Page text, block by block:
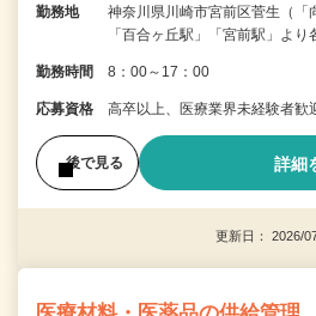
勤務地
神奈川県川崎市宮前区菅生（「
「百合ヶ丘駅」「宮前駅」より
勤務時間 8：00～17：00
応募資格 高卒以上、医療業界未経験者歓
後で見る 詳細
更新日： 2026/